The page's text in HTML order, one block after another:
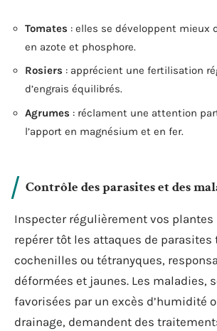
Tomates : elles se développent mieux
en azote et phosphore.
Rosiers : apprécient une fertilisation
d’engrais équilibrés.
Agrumes : réclament une attention
l’apport en magnésium et en fer.
Contrôle des parasites et des
Inspecter régulièrement vos plantes
repérer tôt les attaques de parasites
cochenilles ou tétranyques,
déformées et jaunes. Les maladies,
favorisées par un excès d’humidité
drainage, demandent des